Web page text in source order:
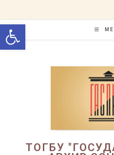
Открыть
содержимому
ТОГБУ